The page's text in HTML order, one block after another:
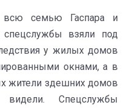
семью Гаспара и
спецслужбы взяли под
у жилых домов
окнами, а в
жители здешних домов
Спецслужбы